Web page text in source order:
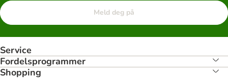
Meld deg på
Service
Fordelsprogrammer
Shopping